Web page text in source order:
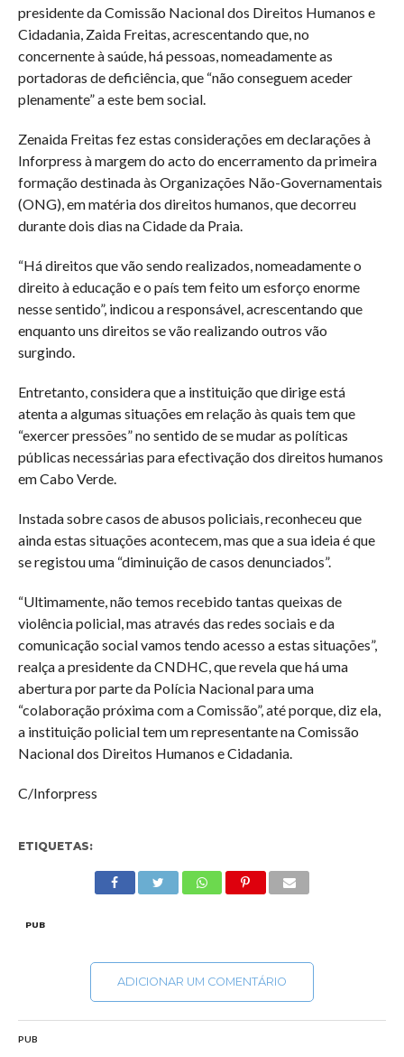
presidente da Comissão Nacional dos Direitos Humanos e
Cidadania, Zaida Freitas, acrescentando que, no
concernente à saúde, há pessoas, nomeadamente as
portadoras de deficiência, que “não conseguem aceder
plenamente” a este bem social.
Zenaida Freitas fez estas considerações em declarações à
Inforpress à margem do acto do encerramento da primeira
formação destinada às Organizações Não-Governamentais
(ONG), em matéria dos direitos humanos, que decorreu
durante dois dias na Cidade da Praia.
“Há direitos que vão sendo realizados, nomeadamente o
direito à educação e o país tem feito um esforço enorme
nesse sentido”, indicou a responsável, acrescentando que
enquanto uns direitos se vão realizando outros vão
surgindo.
Entretanto, considera que a instituição que dirige está
atenta a algumas situações em relação às quais tem que
“exercer pressões” no sentido de se mudar as políticas
públicas necessárias para efectivação dos direitos humanos
em Cabo Verde.
Instada sobre casos de abusos policiais, reconheceu que
ainda estas situações acontecem, mas que a sua ideia é que
se registou uma “diminuição de casos denunciados”.
“Ultimamente, não temos recebido tantas queixas de
violência policial, mas através das redes sociais e da
comunicação social vamos tendo acesso a estas situações”,
realça a presidente da CNDHC, que revela que há uma
abertura por parte da Polícia Nacional para uma
“colaboração próxima com a Comissão”, até porque, diz ela,
a instituição policial tem um representante na Comissão
Nacional dos Direitos Humanos e Cidadania.
C/Inforpress
ETIQUETAS:
PUB
ADICIONAR UM COMENTÁRIO
PUB